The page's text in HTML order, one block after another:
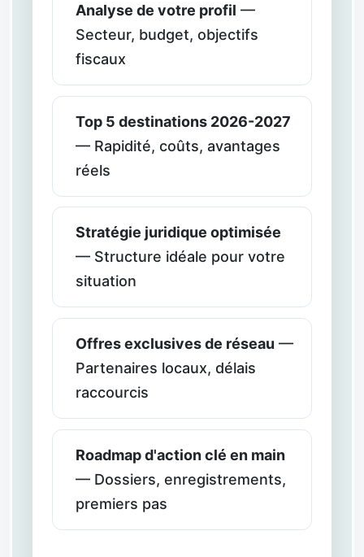
Analyse de votre profil —
Secteur, budget, objectifs
fiscaux
Top 5 destinations 2026-2027
— Rapidité, coûts, avantages
réels
Stratégie juridique optimisée
— Structure idéale pour votre
situation
Offres exclusives de réseau —
Partenaires locaux, délais
raccourcis
Roadmap d'action clé en main
— Dossiers, enregistrements,
premiers pas